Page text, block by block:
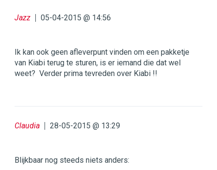
Jazz 05-04-2015 @ 14:56
Ik kan ook geen afleverpunt vinden om een pakketje
van Kiabi terug te sturen, is er iemand die dat wel
weet? Verder prima tevreden over Kiabi !!
Claudia 28-05-2015 @ 13:29
Blijkbaar nog steeds niets anders: